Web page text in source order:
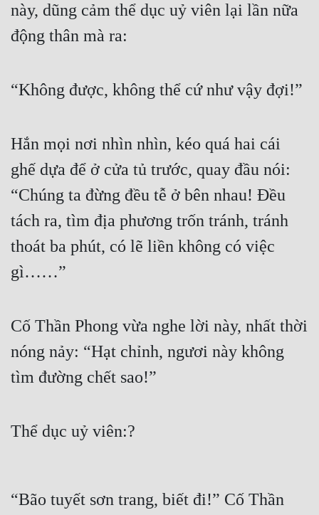
này, dũng cảm thể dục uỷ viên lại lần nữa
động thân mà ra:
“Không được, không thể cứ như vậy đợi!”
Hắn mọi nơi nhìn nhìn, kéo quá hai cái
ghế dựa để ở cửa tủ trước, quay đầu nói:
“Chúng ta đừng đều tễ ở bên nhau! Đều
tách ra, tìm địa phương trốn tránh, tránh
thoát ba phút, có lẽ liền không có việc
gì……”
Cố Thần Phong vừa nghe lời này, nhất thời
nóng nảy: “Hạt chỉnh, ngươi này không
tìm đường chết sao!”
Thể dục uỷ viên:?
“Bão tuyết sơn trang, biết đi!” Cố Thần